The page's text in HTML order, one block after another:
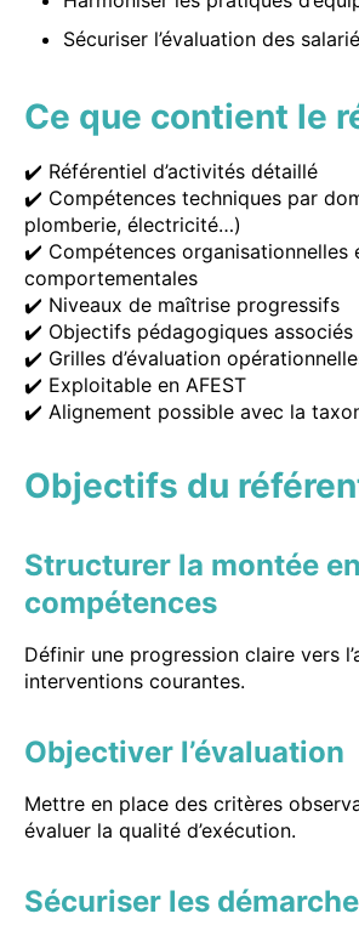
Sécuriser l’évaluation des
Ce que contient le
✔️ Référentiel d’activités détaillé
✔️ Compétences techniques par
plomberie, électricité…)
✔️ Compétences organisationnelles
comportementales
✔️ Niveaux de maîtrise progressifs
✔️ Objectifs pédagogiques associés
✔️ Grilles d’évaluation
✔️ Exploitable en AFEST
✔️ Alignement possible avec la
Objectifs du
Structurer la montée en
compétences
Définir une progression claire vers
interventions courantes.
Objectiver l’évaluation
Mettre en place des critères
évaluer la qualité d’exécution.
Sécuriser les